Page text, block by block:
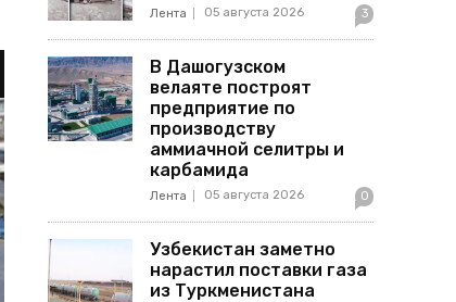
Лента 05 августа 2026 3
В Дашогузском
велаяте построят
предприятие по
производству
аммиачной селитры и
карбамида
Лента 05 августа 2026 0
Узбекистан заметно
нарастил поставки газа
из Туркменистана